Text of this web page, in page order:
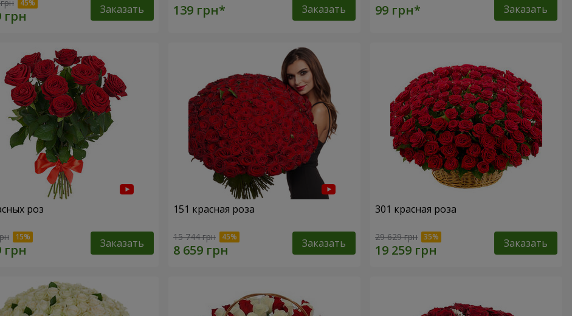
Заказать Заказать Заказать
роз
Заказать
151 красная роза
15 744 грн Заказать
301 красная роза
29 629 грн Заказать